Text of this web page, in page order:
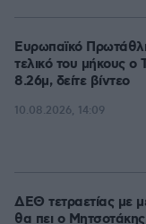
Ευρωπαϊκό
τελικό του μήκους ο
8.26μ, δείτε βίντεο
10.08.2026, 14:09
ΔΕΘ τετραετίας με
θα πει ο